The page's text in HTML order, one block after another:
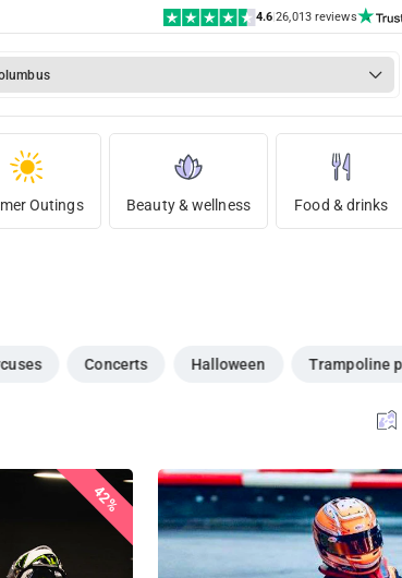
4.6|26,013 reviews
Outings Beauty & wellness Food & drinks
Concerts Halloween Trampoline
42%